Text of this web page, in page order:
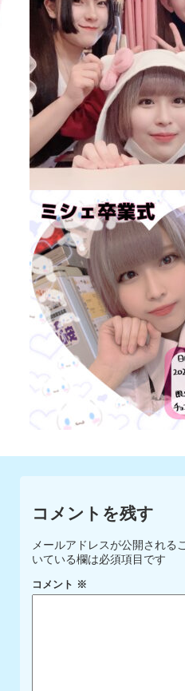
コメントを残す
メールアドレスが公開される
いている欄は必須項目です
コメント ※